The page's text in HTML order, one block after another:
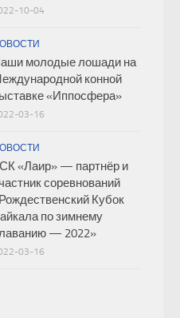
10-04
молодые лошади на
конной
«Иппосфера»
03-16
«Лаир» — партнёр и
соревнований
Кубок
по зимнему
— 2022»
03-16